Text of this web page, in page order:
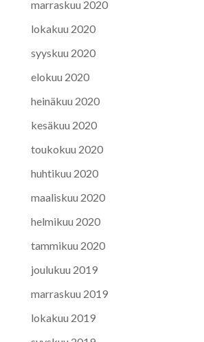
marraskuu 2020
lokakuu 2020
syyskuu 2020
elokuu 2020
heinäkuu 2020
kesäkuu 2020
toukokuu 2020
huhtikuu 2020
maaliskuu 2020
helmikuu 2020
tammikuu 2020
joulukuu 2019
marraskuu 2019
lokakuu 2019